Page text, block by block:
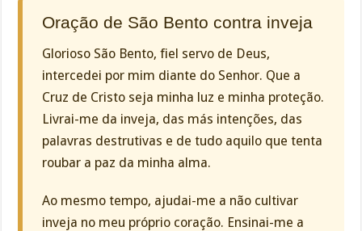
Oração de São Bento contra inveja
Glorioso São Bento, fiel servo de Deus,
intercedei por mim diante do Senhor. Que a
Cruz de Cristo seja minha luz e minha proteção.
Livrai-me da inveja, das más intenções, das
palavras destrutivas e de tudo aquilo que tenta
roubar a paz da minha alma.
Ao mesmo tempo, ajudai-me a não cultivar
inveja no meu próprio coração. Ensinai-me a